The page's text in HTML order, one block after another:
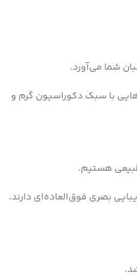
شما می‌آورد.
با سبک دکوراسیون گرم و
هستیم.
بصری فوق‌العاده‌ای دارند،